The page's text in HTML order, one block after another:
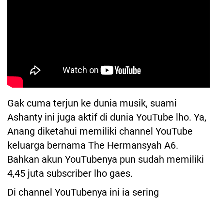
Gak cuma terjun ke dunia musik, suami
Ashanty ini juga aktif di dunia YouTube lho. Ya,
Anang diketahui memiliki channel YouTube
keluarga bernama The Hermansyah A6.
Bahkan akun YouTubenya pun sudah memiliki
4,45 juta subscriber lho gaes.
Di channel YouTubenya ini ia sering